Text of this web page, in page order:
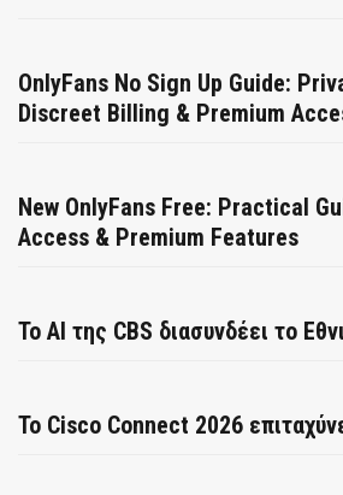
OnlyFans No Sign Up Guide:
Discreet Billing & Premium
New OnlyFans Free: Practical
Access & Premium Features
Το AI της CBS διασυνδέει το
Το Cisco Connect 2026